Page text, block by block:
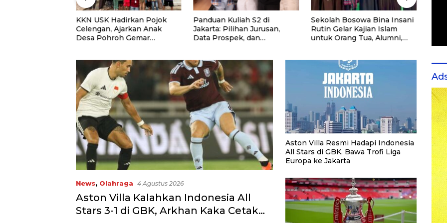
KKN USK Hadirkan Pojok
Celengan, Ajarkan Anak
Desa Pohroh Gemar
Panduan Kuliah S2 di
Jakarta: Pilihan Jurusan,
Data Prospek, dan
Sekolah Bosowa Bina Insani
Rutin Gelar Kajian Islam
untuk Orang Tua, Alumni,
News, Olahraga 4 Agustus 2026
Aston Villa Kalahkan Indonesia All
Stars 3-1 di GBK, Arkhan Kaka Cetak
Aston Villa Resmi Hadapi Indonesia
All Stars di GBK, Bawa Trofi Liga
Europa ke Jakarta